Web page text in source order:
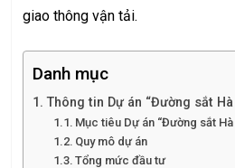
giao thông vận tải.
Danh mục
Thông tin Dự án “Đường sắt
Mục tiêu Dự án “Đường sắt
Quy mô dự án
Tổng mức đầu tư